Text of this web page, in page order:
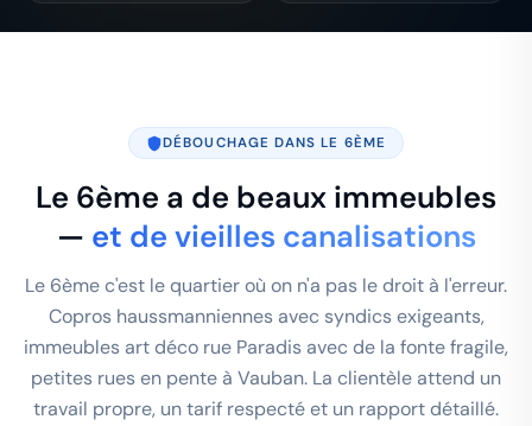
DÉBOUCHAGE DANS LE 6ÈME
Le 6ème a de beaux immeubles
— et de vieilles canalisations
Le 6ème c'est le quartier où on n'a pas le droit à l'erreur.
Copros haussmanniennes avec syndics exigeants,
immeubles art déco rue Paradis avec de la fonte fragile,
petites rues en pente à Vauban. La clientèle attend un
travail propre, un tarif respecté et un rapport détaillé.